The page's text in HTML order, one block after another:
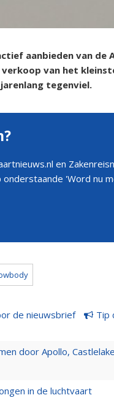
aanbieden van de
van het
tegenviel.
en
onderstaande 'Word nu
de nieuwsbrief Tip
door Apollo,
in de luchtvaart